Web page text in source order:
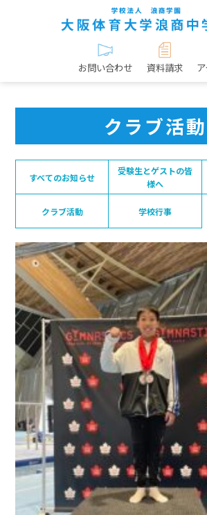
お問い合わせ 資料請求
クラブ活動
すべてのお知らせ
受験生とゲストの皆
様へ
クラブ活動 学校行事